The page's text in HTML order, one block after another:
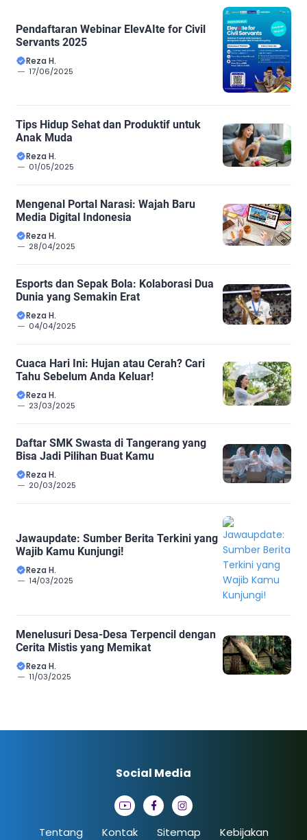
Pendaftaran Webinar ElevAIte for Civil
Servants 2025
Reza H.
17/06/2025
Tips Hidup Sehat dan Produktif untuk
Anak Muda
Reza H.
01/05/2025
Mengenal Portal Narasi: Wajah Baru
Media Digital Indonesia
Reza H.
28/04/2025
Esports dan Sepak Bola: Kolaborasi Dua
Dunia yang Semakin Erat
Reza H.
04/04/2025
Cuaca Hari Ini: Hujan atau Cerah? Cari
Tahu Sebelum Anda Keluar!
Reza H.
23/03/2025
Daftar SMK Swasta di Tangerang yang
Bisa Jadi Pilihan Buat Kamu
Reza H.
20/03/2025
Jawaupdate: Sumber Berita Terkini yang
Wajib Kamu Kunjungi!
Reza H.
14/03/2025
Menelusuri Desa-Desa Terpencil dengan
Cerita Mistis yang Memikat
Reza H.
11/03/2025
Tentang Kontak Sitemap Kebijakan
Social Media